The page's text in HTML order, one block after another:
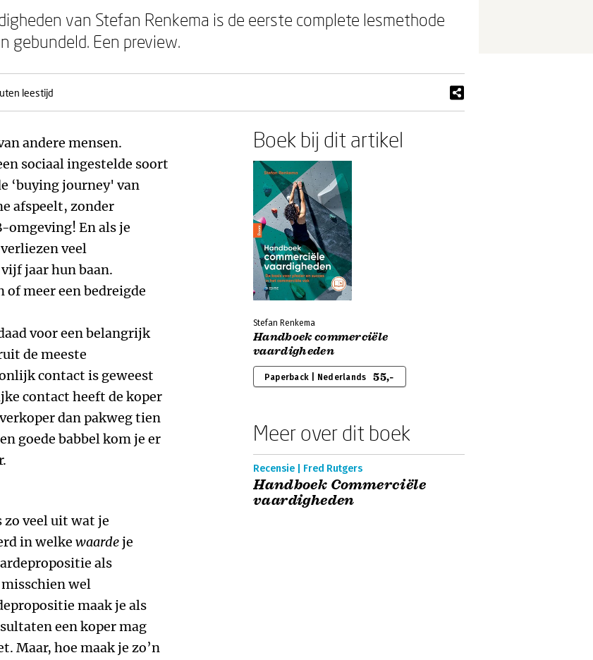
van Stefan Renkema is de eerste complete lesmethode
gebundeld. Een preview.
leestijd
andere mensen.
sociaal ingestelde soort
‘buying journey' van
afspeelt, zonder
omgeving! En als je
veel
jaar hun baan.
meer een bedreigde
voor een belangrijk
de meeste
contact is geweest
contact heeft de koper
dan pakweg tien
goede babbel kom je er
veel uit wat je
in welke waardeje
als
wel
maak je als
een koper mag
Maar, hoe maak je zo’n
Boek bij dit artikel
Stefan Renkema
Handboek commerciële
vaardigheden
Paperback | Nederlands 55,-
Meer over dit boek
Recensie | Fred Rutgers
Handboek Commerciële
vaardigheden